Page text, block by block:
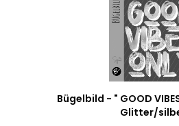
Bügelbild - " GOOD
Glitter/